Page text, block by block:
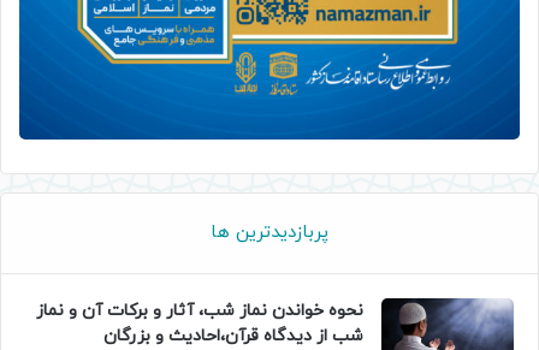
پربازدیدترین ها
نحوه خواندن نماز شب، آثار و برکات آن و نماز
شب از دیدگاه قرآن،احادیث و بزرگان